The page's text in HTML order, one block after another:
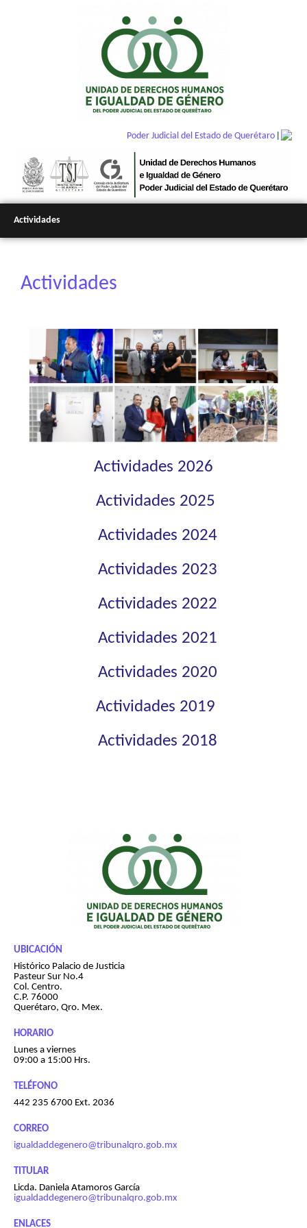
Poder Judicial del Estado de Querétaro|
Actividades
Actividades
Actividades 2026
Actividades 2025
Actividades 2024
Actividades 2023
Actividades 2022
Actividades 2021
Actividades 2020
Actividades 2019
Actividades 2018
UBICACIÓN
Histórico Palacio de Justicia
Pasteur Sur No.4
Col. Centro.
C.P. 76000
Querétaro, Qro. Mex.
HORARIO
Lunes a viernes
09:00 a 15:00 Hrs.
TELÉFONO
442 235 6700 Ext. 2036
CORREO
igualdaddegenero@tribunalqro.gob.mx
TITULAR
Licda. Daniela Atamoros García
igualdaddegenero@tribunalqro.gob.mx
ENLACES